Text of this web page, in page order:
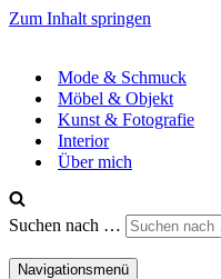
Zum Inhalt springen
Mode & Schmuck
Möbel & Objekt
Kunst & Fotografie
Interior
Über mich
Suchen nach …
Navigationsmenü